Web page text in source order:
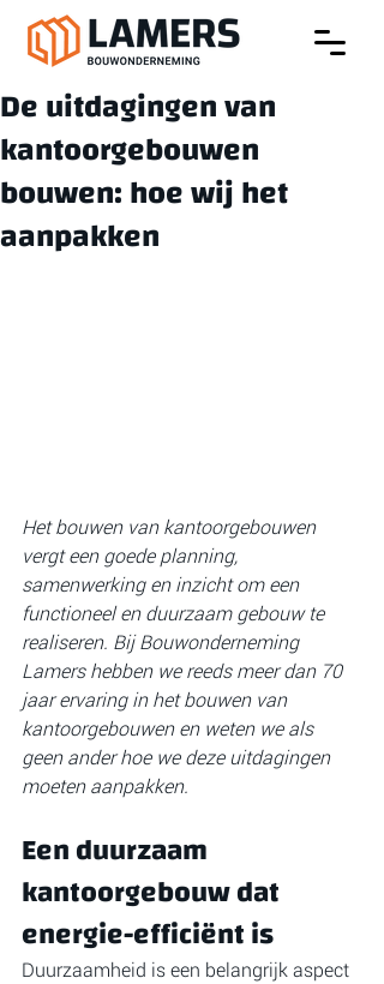
De uitdagingen van
kantoorgebouwen
bouwen: hoe wij het
aanpakken
Het bouwen van kantoorgebouwen
vergt een goede planning,
samenwerking en inzicht om een
functioneel en duurzaam gebouw te
realiseren. Bij Bouwonderneming
Lamers hebben we reeds meer dan 70
jaar ervaring in het bouwen van
kantoorgebouwen en weten we als
geen ander hoe we deze uitdagingen
moeten aanpakken.
Een duurzaam
kantoorgebouw dat
energie-efficiënt is
Duurzaamheid is een belangrijk aspect